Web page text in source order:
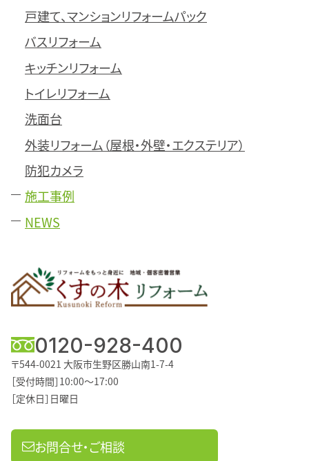
0120-928-400
〒544-0021 大阪市生野区勝山南1-7-4
［受付時間］10:00～17:00
［定休日］日曜日
お問合せ・ご相談
戸建て、マンションリフォームパック
バスリフォーム
キッチンリフォーム
トイレリフォーム
洗面台
外装リフォーム（屋根・外壁・エクステリア）
防犯カメラ
施工事例
NEWS